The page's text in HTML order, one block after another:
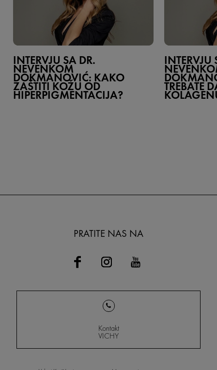
INTERVJU SA DR.
NEVENKOM
DOKMANOVIĆ: KAKO
ZAŠTITI KOŽU OD
HIPERPIGMENTACIJA?
INTERVJU
TREBATE
PRATITE NAS NA
Kontakt
VICHY